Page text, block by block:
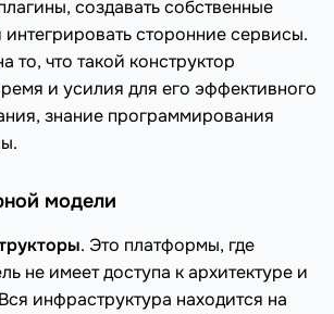
создавать собственные
сторонние сервисы.
то, что такой конструктор
и усилия для его эффективного
знание программирования
модели
. Это платформы, где
не имеет доступа к архитектуре и
инфраструктура находится на